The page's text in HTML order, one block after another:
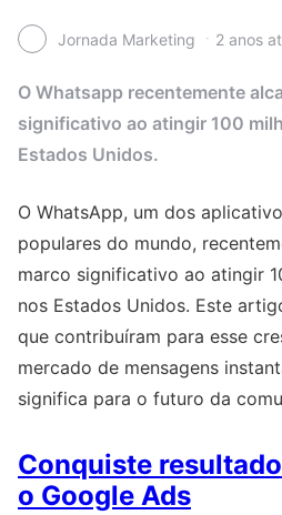
Jornada Marketing 2 anos
O Whatsapp recentemente
significativo ao atingir 100
Estados Unidos.
O WhatsApp, um dos
populares do mundo,
marco significativo ao atingir
nos Estados Unidos. Este
que contribuíram para esse
mercado de mensagens
significa para o futuro da
Conquiste
o Google Ads